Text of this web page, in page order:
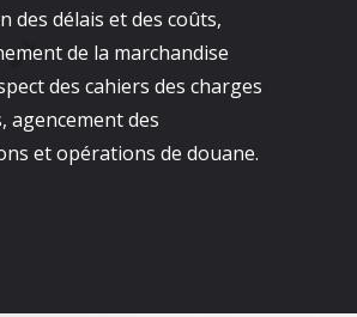
des délais et des coûts,
de la marchandise
des cahiers des charges
agencement des
et opérations de douane.